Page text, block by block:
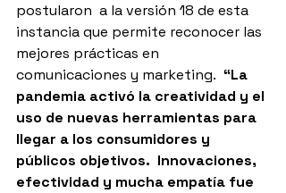
postularon  a la versión 18 de esta
instancia que permite reconocer las
mejores prácticas en
comunicaciones y marketing. “La
pandemia activó la creatividad y el
uso de nuevas herramientas para
llegar a los consumidores y
públicos objetivos.  Innovaciones,
efectividad y mucha empatía fue